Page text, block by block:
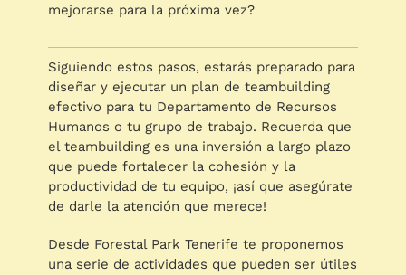
mejorarse para la próxima vez?
Siguiendo estos pasos, estarás preparado para
diseñar y ejecutar un plan de teambuilding
efectivo para tu Departamento de Recursos
Humanos o tu grupo de trabajo. Recuerda que
el teambuilding es una inversión a largo plazo
que puede fortalecer la cohesión y la
productividad de tu equipo, ¡así que asegúrate
de darle la atención que merece!
Desde Forestal Park Tenerife te proponemos
una serie de actividades que pueden ser útiles